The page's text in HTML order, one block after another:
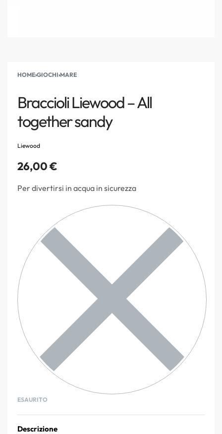
HOME›GIOCHI›MARE
Braccioli Liewood – All
together sandy
Liewood
26,00€
Per divertirsi in acqua in sicurezza
ESAURITO
Descrizione